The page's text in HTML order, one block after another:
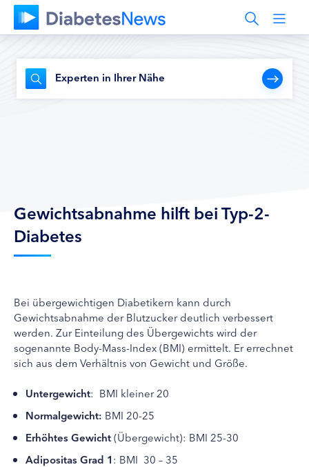
Experten in Ihrer Nähe
Gewichtsabnahme hilft bei Typ-2-
Diabetes
Bei übergewichtigen Diabetikern kann durch
Gewichtsabnahme der Blutzucker deutlich verbessert
werden. Zur Einteilung des Übergewichts wird der
sogenannte Body-Mass-Index (BMI) ermittelt. Er errechnet
sich aus dem Verhältnis von Gewicht und Größe.
Untergewicht: BMI kleiner 20
Normalgewicht: BMI 20-25
Erhöhtes Gewicht(Übergewicht): BMI 25-30
Adipositas Grad 1: BMI 30 – 35